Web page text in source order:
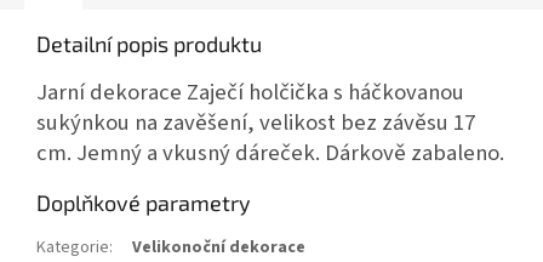
Detailní popis produktu
Jarní dekorace Zaječí holčička s háčkovanou
sukýnkou na zavěšení, velikost bez závěsu 17
cm. Jemný a vkusný dáreček. Dárkově zabaleno.
Doplňkové parametry
Kategorie:
Velikonoční dekorace